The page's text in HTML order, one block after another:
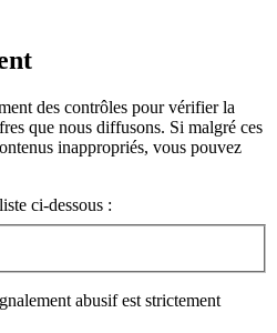
des contrôles pour vérifier la
que nous diffusons. Si malgré ces
inappropriés, vous pouvez
ci-dessous :
abusif est strictement